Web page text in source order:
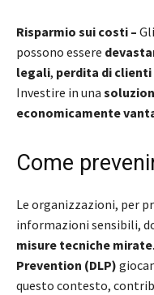
Risparmio sui costi –
possono essere
legali, perdita di clienti
Investire in una
economicamente
Come
Le organizzazioni, per
informazioni sensibili,
misure tecniche mirate
Prevention (DLP)
questo contesto,